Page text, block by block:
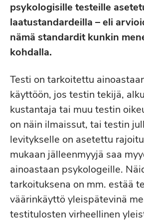
psykologisille testeille
laatustandardeilla – eli
nämä standardit kunkin
kohdalla.
Testi on tarkoitettu
käyttöön, jos testin tekijä,
kustantaja tai muu testin
on näin ilmaissut, tai testin
levitykselle on asetettu
mukaan jälleenmyyjä saa
ainoastaan psykologeille.
tarkoituksena on mm. estää
väärinkäyttö yleispätevinä
testitulosten virheellinen